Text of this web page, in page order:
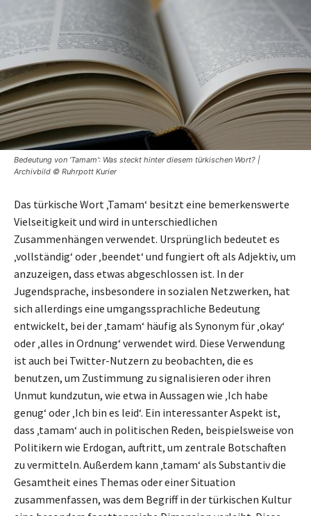
Bedeutung von 'Tamam': Was steckt hinter diesem türkischen Wort? |
Archivbild © Ruhrpott Kurier
Das türkische Wort ‚Tamam‘ besitzt eine bemerkenswerte
Vielseitigkeit und wird in unterschiedlichen
Zusammenhängen verwendet. Ursprünglich bedeutet es
‚vollständig‘ oder ‚beendet‘ und fungiert oft als Adjektiv, um
anzuzeigen, dass etwas abgeschlossen ist. In der
Jugendsprache, insbesondere in sozialen Netzwerken, hat
sich allerdings eine umgangssprachliche Bedeutung
entwickelt, bei der ‚tamam‘ häufig als Synonym für ‚okay‘
oder ‚alles in Ordnung‘ verwendet wird. Diese Verwendung
ist auch bei Twitter-Nutzern zu beobachten, die es
benutzen, um Zustimmung zu signalisieren oder ihren
Unmut kundzutun, wie etwa in Aussagen wie ‚Ich habe
genug‘ oder ‚Ich bin es leid‘. Ein interessanter Aspekt ist,
dass ‚tamam‘ auch in politischen Reden, beispielsweise von
Politikern wie Erdogan, auftritt, um zentrale Botschaften
zu vermitteln. Außerdem kann ‚tamam‘ als Substantiv die
Gesamtheit eines Themas oder einer Situation
zusammenfassen, was dem Begriff in der türkischen Kultur